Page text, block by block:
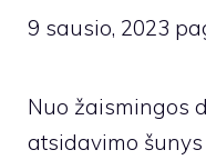
9 sausio, 2023
Nuo žaismingos
atsidavimo